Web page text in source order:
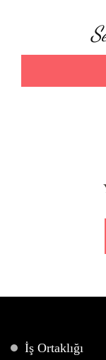
İş Ortaklığı